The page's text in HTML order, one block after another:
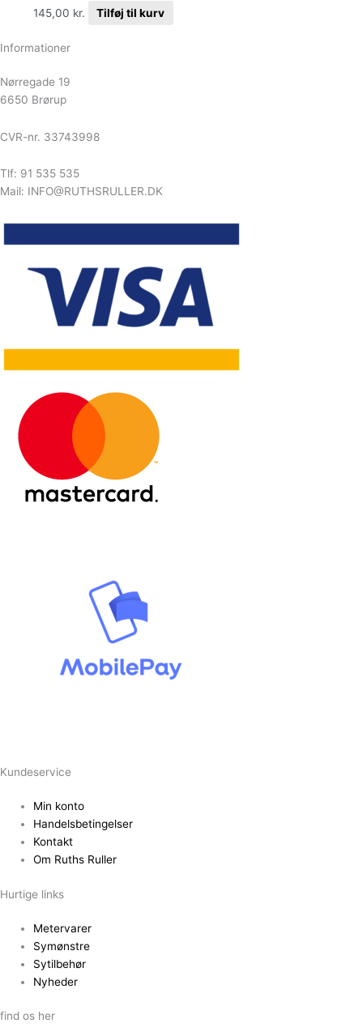
145,00 kr. Tilføj til kurv
Informationer
Nørregade 19
6650 Brørup
CVR-nr. 33743998
Tlf: 91 535 535
Mail: INFO@RUTHSRULLER.DK
Kundeservice
Min konto
Handelsbetingelser
Kontakt
Om Ruths Ruller
Hurtige links
Metervarer
Symønstre
Sytilbehør
Nyheder
find os her